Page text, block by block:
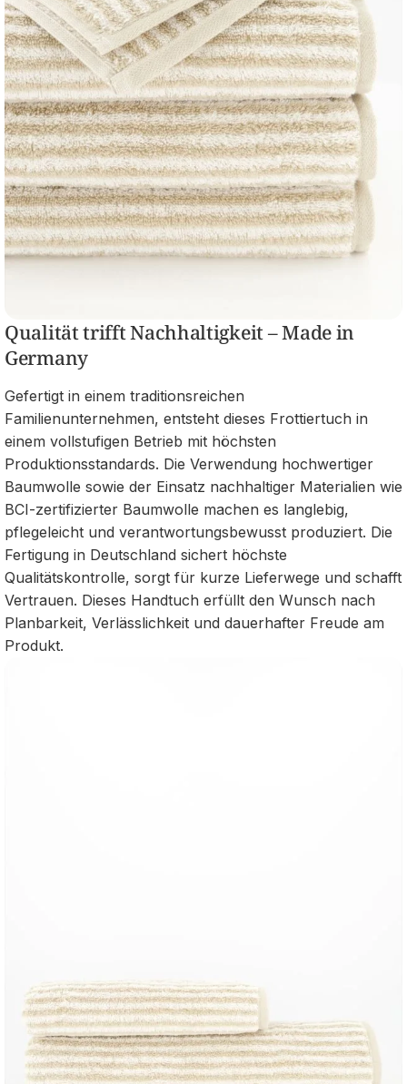
Qualität trifft Nachhaltigkeit – Made in
Germany
Gefertigt in einem traditionsreichen
Familienunternehmen, entsteht dieses Frottiertuch in
einem vollstufigen Betrieb mit höchsten
Produktionsstandards. Die Verwendung hochwertiger
Baumwolle sowie der Einsatz nachhaltiger Materialien wie
BCI-zertifizierter Baumwolle machen es langlebig,
pflegeleicht und verantwortungsbewusst produziert. Die
Fertigung in Deutschland sichert höchste
Qualitätskontrolle, sorgt für kurze Lieferwege und schafft
Vertrauen. Dieses Handtuch erfüllt den Wunsch nach
Planbarkeit, Verlässlichkeit und dauerhafter Freude am
Produkt.